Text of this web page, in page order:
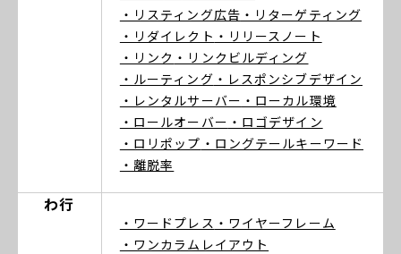
・リスティング広告 ・リターゲティング
・リダイレクト ・リリースノート
・リンク ・リンクビルディング
・ルーティング ・レスポンシブデザイン
・レンタルサーバー ・ローカル環境
・ロールオーバー ・ロゴデザイン
・ロリポップ ・ロングテールキーワード
・離脱率
わ行
・ワードプレス ・ワイヤーフレーム
・ワンカラムレイアウト